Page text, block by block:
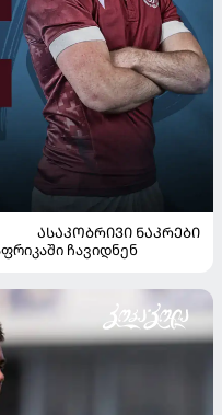
ᲐᲡᲐᲙᲝᲑᲠᲘᲕᲘ ᲜᲐᲙᲠᲔᲑᲘ
ჩავიდნენ